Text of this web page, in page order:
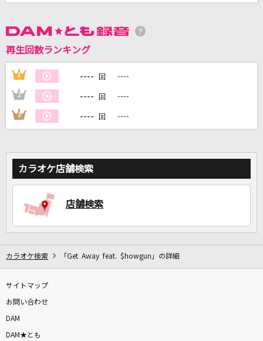
Misia
時の描片～トキノカケラ～
EXILE
カラオケをもっと楽しもう！
再生回数ランキング
1 ---- 回 ----
2 ---- 回 ----
3 ---- 回 ----
カラオケ店舗検索
店舗検索
カラオケ検索 「Get Away feat. $howgun」の詳細
サイトマップ
お問い合わせ
DAM
DAM★とも